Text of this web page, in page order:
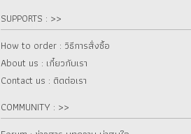
SUPPORTS : >>
How to order : วิธีการสั่งซื้อ
About us : เกี๋ยวกับเรา
Contact us : ติดต่อเรา
COMMUNITY : >>